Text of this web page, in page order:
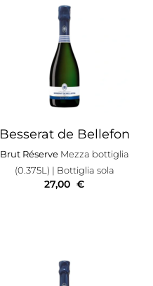
Besserat de Bellefon
Brut Réserve Mezza bottiglia
(0.375L) | Bottiglia sola
27,00 €